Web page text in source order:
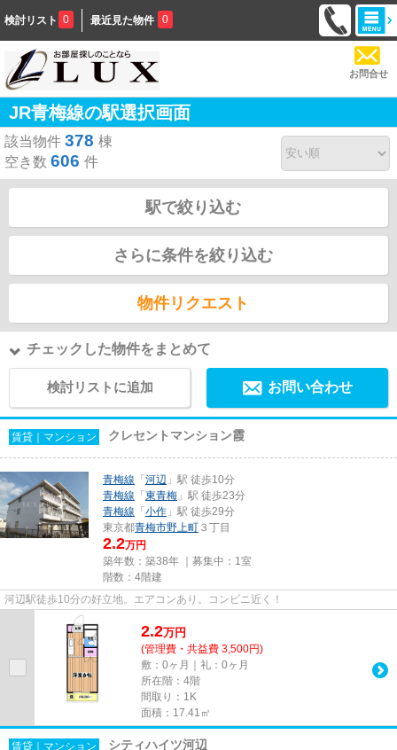
検討リスト 0 最近見た物件 0
お問合せ
JR青梅線の駅選択画面
該当物件 378 棟
空き数 606 件
駅で絞り込む
さらに条件を絞り込む
物件リクエスト
チェックした物件をまとめて
検討リストに追加 お問い合わせ
賃貸｜マンション クレセントマンション霞
青梅線 「河辺 」駅 徒歩10分
青梅線 「東青梅 」駅 徒歩23分
青梅線 「小作 」駅 徒歩29分
東京都青梅市野上町 ３丁目
2.2万円
築年数：築38年 ｜募集中： 1室
階数：4階建
河辺駅徒歩10分の好立地。エアコンあり。コンビニ近く！
2.2万円
(管理費・共益費 3,500円)
敷：0ヶ月｜礼：0ヶ月
所在階：4階
間取り：1K
面積：17.41㎡
賃貸｜マンション シティハイツ河辺